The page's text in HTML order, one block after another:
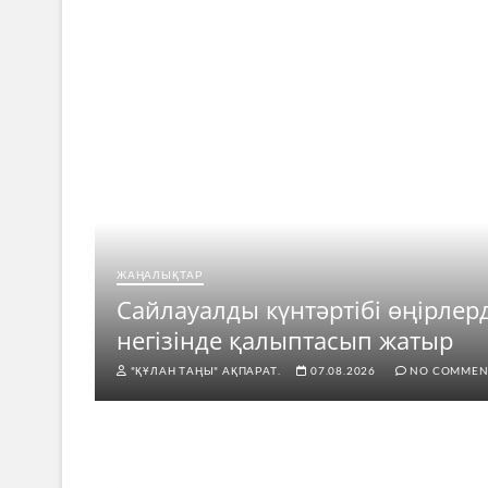
ЖАҢАЛЫҚТАР
Сайлауалды күнтәртібі
негізінде қалыптасып жатыр
"ҚҰЛАН ТАҢЫ" АҚПАРАТ. 07.08.2026 NO